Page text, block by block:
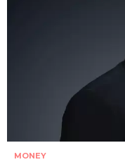
MONEY